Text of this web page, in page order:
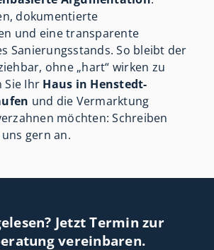
dokumentierte
und eine transparente
Sanierungsstands. So bleibt der
ohne „hart“ wirken zu
Sie Ihr Haus in Henstedt-
und die Vermarktung
möchten: Schreiben
gern an.
Jetzt Termin zur
vereinbaren.